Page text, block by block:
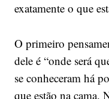
exatamente o que
O primeiro
dele é “onde será
se conheceram há
que estão na cama.